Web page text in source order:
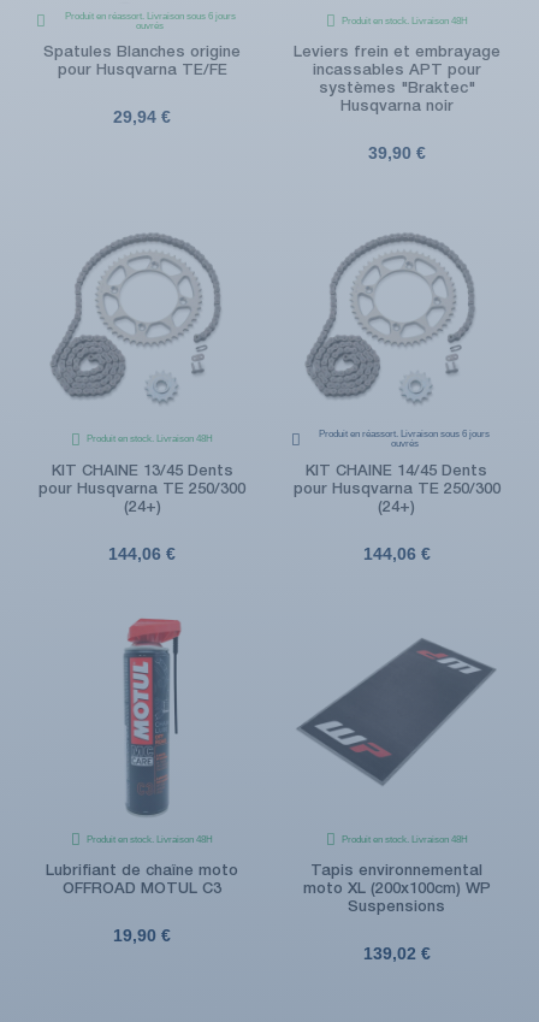
Produit en réassort. Livraison sous 6 jours
ouvrés
Spatules Blanches origine
pour Husqvarna TE/FE
29,94 €
Produit en stock. Livraison 48H
Leviers frein et embrayage
incassables APT pour
systèmes "Braktec"
Husqvarna noir
39,90 €
Produit en stock. Livraison 48H
KIT CHAINE 13/45 Dents
pour Husqvarna TE 250/300
(24+)
144,06 €
Produit en réassort. Livraison sous 6 jours
ouvrés
KIT CHAINE 14/45 Dents
pour Husqvarna TE 250/300
(24+)
144,06 €
Produit en stock. Livraison 48H
Lubrifiant de chaîne moto
OFFROAD MOTUL C3
19,90 €
Produit en stock. Livraison 48H
Tapis environnemental
moto XL (200x100cm) WP
Suspensions
139,02 €